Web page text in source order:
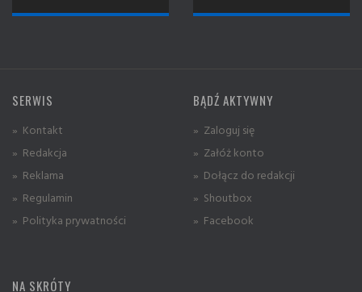
SERWIS
» Kontakt
» Redakcja
» Reklama
» Regulamin
» Polityka prywatności
BĄDŹ AKTYWNY
» Zaloguj się
» Załóż konto
» Dołącz do redakcji
» Shoutbox
» Facebook
NA SKRÓTY